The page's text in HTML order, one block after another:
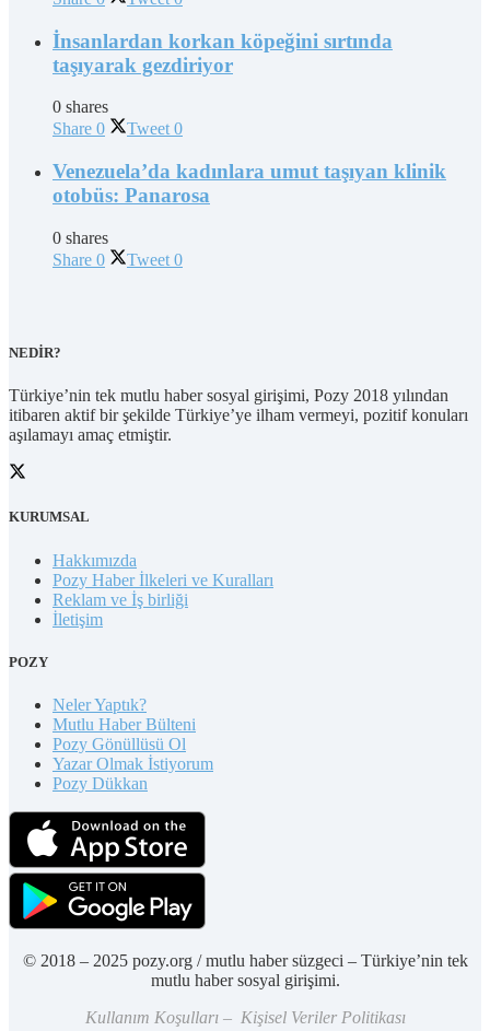
İnsanlardan korkan köpeğini sırtında
taşıyarak gezdiriyor
0 shares
Share 0 Tweet 0
Venezuela’da kadınlara umut taşıyan klinik
otobüs: Panarosa
0 shares
Share 0 Tweet 0
NEDİR?
Türkiye’nin tek mutlu haber sosyal girişimi, Pozy 2018 yılından
itibaren aktif bir şekilde Türkiye’ye ilham vermeyi, pozitif konuları
aşılamayı amaç etmiştir.
KURUMSAL
Hakkımızda
Pozy Haber İlkeleri ve Kuralları
Reklam ve İş birliği
İletişim
POZY
Neler Yaptık?
Mutlu Haber Bülteni
Pozy Gönüllüsü Ol
Yazar Olmak İstiyorum
Pozy Dükkan
© 2018 – 2025 pozy.org / mutlu haber süzgeci – Türkiye’nin tek
mutlu haber sosyal girişimi.
Kullanım Koşulları – Kişisel Veriler Politikası